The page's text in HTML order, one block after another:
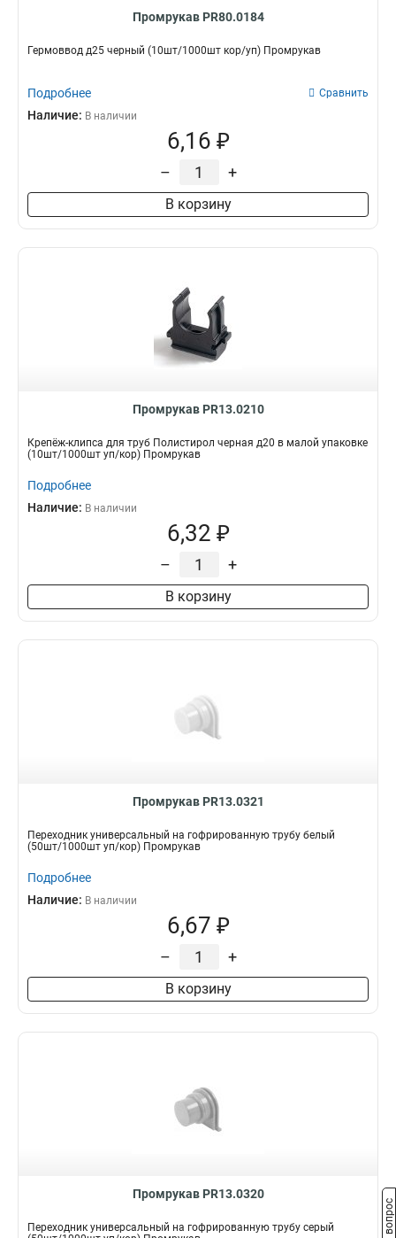
Промрукав PR80.0184
Гермоввод д25 черный (10шт/1000шт кор/уп) Промрукав
Подробнее Сравнить
Наличие: В наличии
6,16 ₽
– +
В корзину
Промрукав PR13.0210
Крепёж-клипса для труб Полистирол черная д20 в малой упаковке
(10шт/1000шт уп/кор) Промрукав
Подробнее
Наличие: В наличии
6,32 ₽
– +
В корзину
Промрукав PR13.0321
Переходник универсальный на гофрированную трубу белый
(50шт/1000шт уп/кор) Промрукав
Подробнее
Наличие: В наличии
6,67 ₽
– +
В корзину
Промрукав PR13.0320
Переходник универсальный на гофрированную трубу серый